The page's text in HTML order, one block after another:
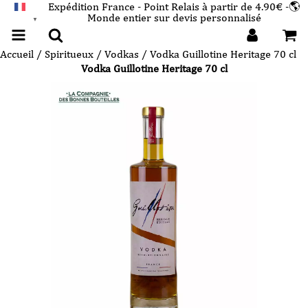
▼
Expédition France - Point Relais à partir de 4.90€ -🌎
Monde entier sur devis personnalisé
Accueil / Spiritueux / Vodkas / Vodka Guillotine Heritage 70 cl
Vodka Guillotine Heritage 70 cl